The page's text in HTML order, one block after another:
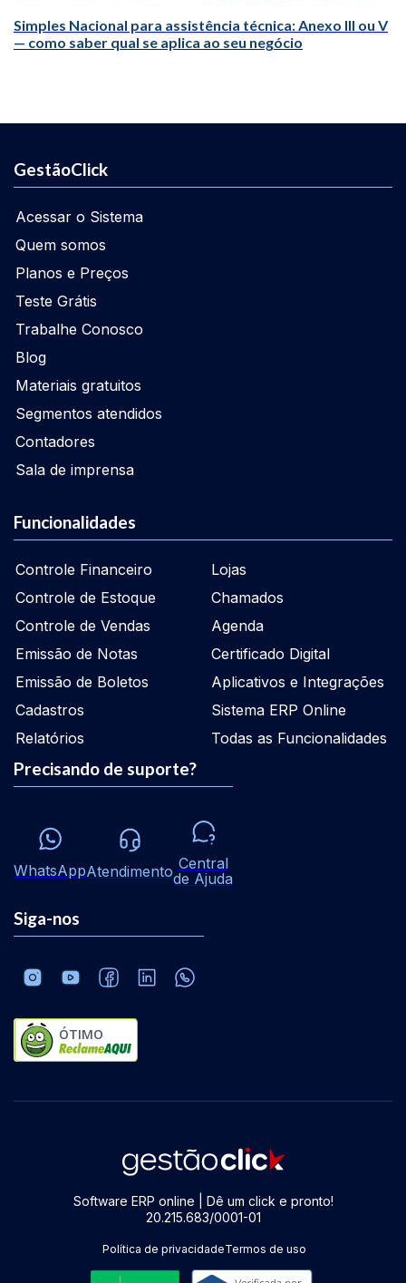
Simples Nacional para assistência técnica: Anexo III ou V
— como saber qual se aplica ao seu negócio
GestãoClick
Acessar o Sistema
Quem somos
Planos e Preços
Teste Grátis
Trabalhe Conosco
Blog
Materiais gratuitos
Segmentos atendidos
Contadores
Sala de imprensa
Funcionalidades
Controle Financeiro
Controle de Estoque
Controle de Vendas
Emissão de Notas
Emissão de Boletos
Cadastros
Relatórios
Lojas
Chamados
Agenda
Certificado Digital
Aplicativos e Integrações
Sistema ERP Online
Todas as Funcionalidades
Precisando de suporte?
WhatsAppAtendimento Central
de Ajuda
Siga-nos
ÓTIMO
Software ERP online | Dê um click e pronto!
20.215.683/0001-01
Política de privacidadeTermos de uso